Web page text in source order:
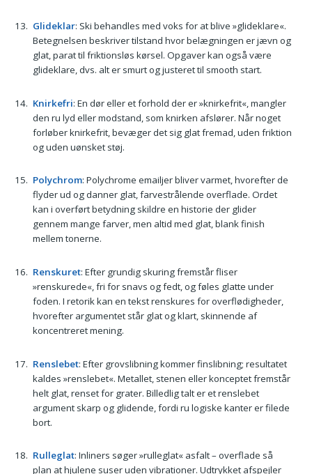
Glideklar: Ski behandles med voks for at blive »glideklare«.
Betegnelsen beskriver tilstand hvor belægningen er jævn og
glat, parat til friktionsløs kørsel. Opgaver kan også være
glideklare, dvs. alt er smurt og justeret til smooth start.
Knirkefri: En dør eller et forhold der er »knirkefrit«, mangler
den ru lyd eller modstand, som knirken afslører. Når noget
forløber knirkefrit, bevæger det sig glat fremad, uden friktion
og uden uønsket støj.
Polychrom: Polychrome emailjer bliver varmet, hvorefter de
flyder ud og danner glat, farvestrålende overflade. Ordet
kan i overført betydning skildre en historie der glider
gennem mange farver, men altid med glat, blank finish
mellem tonerne.
Renskuret: Efter grundig skuring fremstår fliser
»renskurede«, fri for snavs og fedt, og føles glatte under
foden. I retorik kan en tekst renskures for overflødigheder,
hvorefter argumentet står glat og klart, skinnende af
koncentreret mening.
Renslebet: Efter grovslibning kommer finslibning; resultatet
kaldes »renslebet«. Metallet, stenen eller konceptet fremstår
helt glat, renset for grater. Billedlig talt er et renslebet
argument skarp og glidende, fordi ru logiske kanter er filede
bort.
Rulleglat: Inliners søger »rulleglat« asfalt – overflade så
plan at hjulene suser uden vibrationer. Udtrykket afspejler